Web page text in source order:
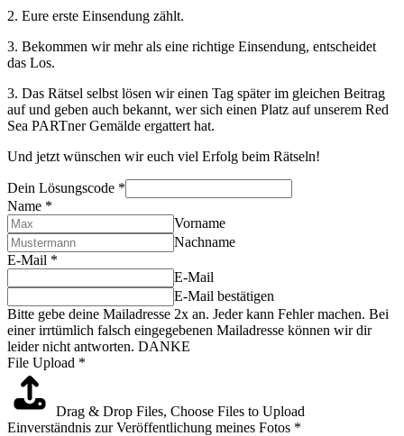
2. Eure erste Einsendung zählt.
3. Bekommen wir mehr als eine richtige Einsendung, entscheidet
das Los.
3. Das Rätsel selbst lösen wir einen Tag später im gleichen Beitrag
auf und geben auch bekannt, wer sich einen Platz auf unserem Red
Sea PARTner Gemälde ergattert hat.
Und jetzt wünschen wir euch viel Erfolg beim Rätseln!
Dein Lösungscode *
Name *
Vorname
Nachname
E-Mail *
E-Mail
E-Mail bestätigen
Bitte gebe deine Mailadresse 2x an. Jeder kann Fehler machen. Bei
einer irrtümlich falsch eingegebenen Mailadresse können wir dir
leider nicht antworten. DANKE
File Upload *
Drag & Drop Files, Choose Files to Upload
Einverständnis zur Veröffentlichung meines Fotos *